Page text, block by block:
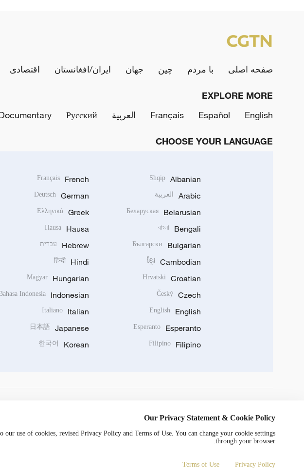
صفحه اصلی با مردم چین جهان ایران/افغانستان اقتصادی
EXPLORE MORE
English
Español
Français العربية Русский
CHOOSE YOUR LANGUAGE
Albanian
Shqip
Arabic العربية
Belarusian
Беларуская
Bengali
বাংলা
Bulgarian
Български
Cambodian
ខ្មែរ
Croatian
Hrvatski
Czech
Český
English
English
Esperanto
Esperanto
Filipino
Filipino
French
Français
German
Deutsch
Greek
Ελληνικά
Hausa
Hausa
Hebrew עברית
Hindi
हिन्दी
Hungarian
Magyar
Indonesian
Indonesia
Italian
Italiano
Japanese
日本語
Korean
한국어
© China Radio International.CRI. All Rights Reserved. 16A Shijingshan Road, Beijing, China. 100040
Our Privacy Statement & Cookie Policy
use of cookies, revised Privacy Policy and Terms of Use. You can change your cookie settings
through your browser.
Privacy Policy
Terms of Use